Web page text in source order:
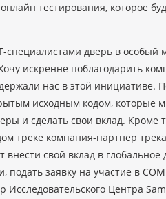
тестирования, которое
специалистами дверь в особый
искренне поблагодарить
нас в этой инициативе.
исходным кодом, которые
и сделать свои вклад. Кроме
треке компания-партнер
свой вклад в
заявку на участие в
Центра